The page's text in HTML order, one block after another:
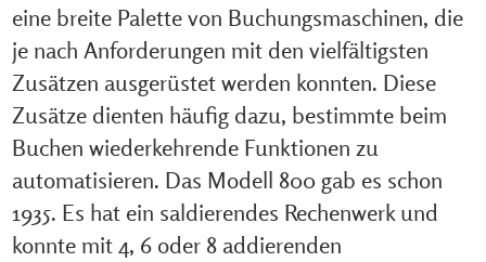
eine breite Palette von Buchungsmaschinen, die
je nach Anforderungen mit den vielfältigsten
Zusätzen ausgerüstet werden konnten. Diese
Zusätze dienten häufig dazu, bestimmte beim
Buchen wiederkehrende Funktionen zu
automatisieren. Das Modell 800 gab es schon
1935. Es hat ein saldierendes Rechenwerk und
konnte mit 4, 6 oder 8 addierenden